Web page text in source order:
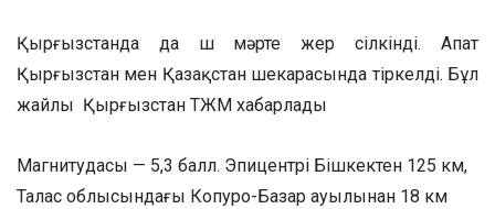
Қырғызстанда да үш мәрте жер сілкінді. Апат
Қырғызстан мен Қазақстан шекарасында тіркелді. Бұл
жайлы Қырғызстан ТЖМ хабарлады
Магнитудасы — 5,3 балл. Эпицентрі Бішкектен 125 км,
Талас облысындағы Копуро-Базар ауылынан 18 км